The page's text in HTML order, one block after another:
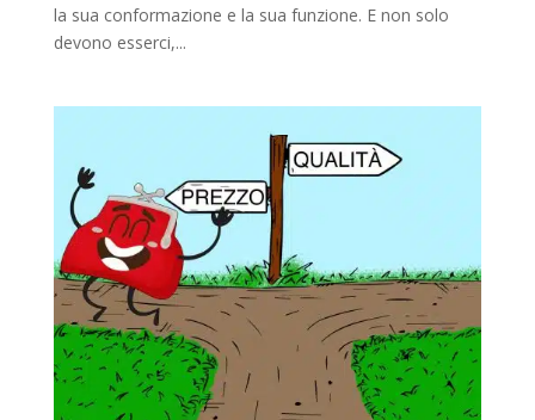
la sua conformazione e la sua funzione. E non solo
devono esserci,...